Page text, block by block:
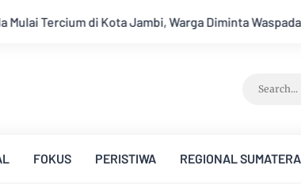
Waspada Hadapi Puncak Kemarau
FOKUS PERISTIWA REGIONAL SUMATERA